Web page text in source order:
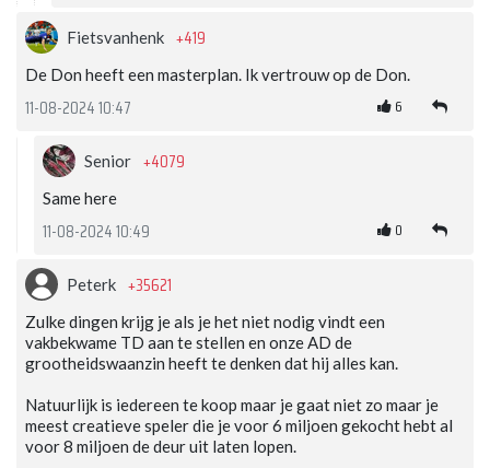
Fietsvanhenk +419
De Don heeft een masterplan. Ik vertrouw op de Don.
11-08-2024 10:47 6
Senior +4079
Same here
11-08-2024 10:49 0
Peterk +35621
Zulke dingen krijg je als je het niet nodig vindt een
vakbekwame TD aan te stellen en onze AD de
grootheidswaanzin heeft te denken dat hij alles kan.
Natuurlijk is iedereen te koop maar je gaat niet zo maar je
meest creatieve speler die je voor 6 miljoen gekocht hebt al
voor 8 miljoen de deur uit laten lopen.